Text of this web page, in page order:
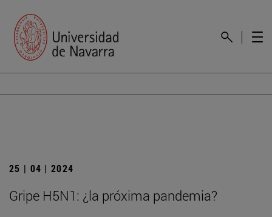
25 | 04 | 2024
Gripe H5N1: ¿la próxima pandemia?